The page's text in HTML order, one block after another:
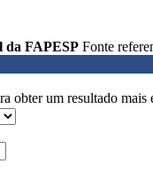
da FAPESP Fonte
obter um resultado mais